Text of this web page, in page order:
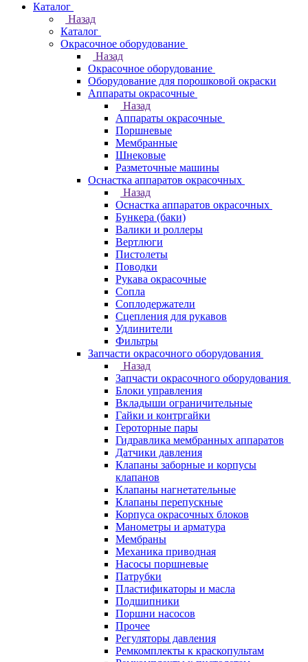
Каталог
Назад
Каталог
Окрасочное оборудование
Назад
Окрасочное оборудование
Оборудование для порошковой окраски
Аппараты окрасочные
Назад
Аппараты окрасочные
Поршневые
Мембранные
Шнековые
Разметочные машины
Оснастка аппаратов окрасочных
Назад
Оснастка аппаратов окрасочных
Бункера (баки)
Валики и роллеры
Вертлюги
Пистолеты
Поводки
Рукава окрасочные
Сопла
Соплодержатели
Сцепления для рукавов
Удлинители
Фильтры
Запчасти окрасочного оборудования
Назад
Запчасти окрасочного оборудования
Блоки управления
Вкладыши ограничительные
Гайки и контргайки
Героторные пары
Гидравлика мембранных аппаратов
Датчики давления
Клапаны заборные и корпусы
клапанов
Клапаны нагнетательные
Клапаны перепускные
Корпуса окрасочных блоков
Манометры и арматура
Мембраны
Механика приводная
Насосы поршневые
Патрубки
Пластификаторы и масла
Подшипники
Поршни насосов
Прочее
Регуляторы давления
Ремкомплекты к краскопультам